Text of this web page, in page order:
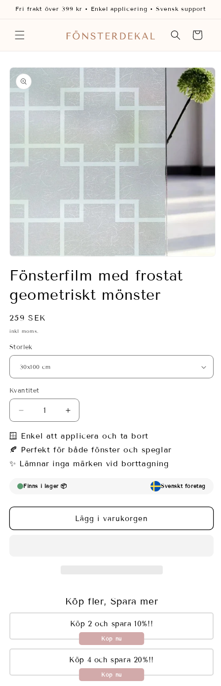
vidare
Fri frakt över 399 kr • Enkel applicering • Svensk support
Varukorg
vidare till
1
Fönsterfilm med frostat
geometriskt mönster
Ordinarie
pris
259 SEK
inkl moms.
Storlek
Kvantitet
Minska
kvantitet
för
Fönsterfilm
frostat
mönster
Öka
kvantitet
för
Fönsterfilm
frostat
🪟 Enkel att applicera och ta bort
🍂 Perfekt för både fönster och speglar
✨ Lämnar inga märken vid borttagning
Finns i lager 📦 Svenskt företag
Lägg i varukorgen
Köp fler, Spara mer
Köp 2 och spara 10%!!
Köp nu
Köp 4 och spara 20%!!
Köp nu